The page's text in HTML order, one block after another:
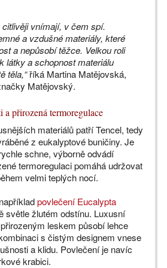
citlivěji vnímají, v čem spí.
a vzdušné materiály, které
a nepůsobí těžce. Velkou roli
látky a schopnost materiálu
těla,“říká Martina Matějovská,
Matějovský.
a přirozená termoregulace
materiálů patří Tencel, tedy
z eukalyptové buničiny. Je
schne, výborně odvádí
termoregulaci pomáhá udržovat
velmi teplých nocí.
povlečení Eucalypta
světle žlutém odstínu. Luxusní
leskem působí lehce
s čistým designem vnese
a klidu. Povlečení je navíc
krabici.